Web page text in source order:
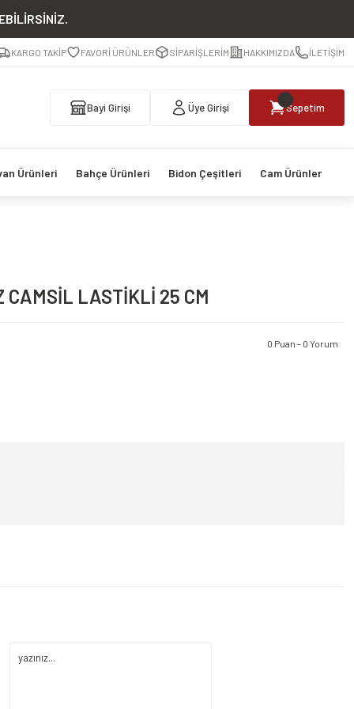
KARGO TAKİP FAVORİ ÜRÜNLER SİPARİŞLERİM HAKKIMIZDA İLETİŞİM
Bayi Girişi Üye Girişi Sepetim
Ürünleri Bahçe Ürünleri Bidon Çeşitleri Cam Ürünler
LASTİKLİ 25 CM
0 Puan - 0 Yorum